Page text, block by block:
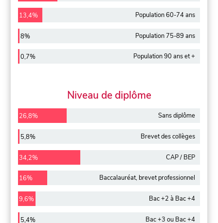
13,4% Population 60-74 ans
8% Population 75-89 ans
0,7% Population 90 ans et +
Niveau de diplôme
26,8% Sans diplôme
5,8% Brevet des collèges
34,2% CAP / BEP
16% Baccalauréat, brevet professionnel
9,6% Bac +2 à Bac +4
5,4% Bac +3 ou Bac +4